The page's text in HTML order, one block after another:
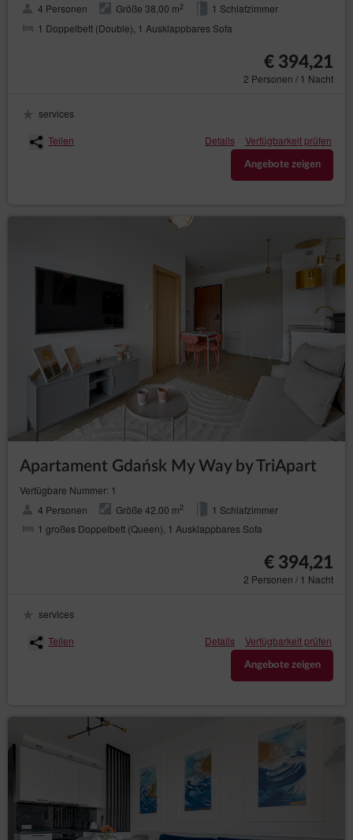
4 Personen Größe 38,00 m2
1 Schlafzimmer
1 Doppelbett (Double), 1 Ausklappbares Sofa
€ 394,21
2 Personen / 1 Nacht
services
Teilen
Details Verfügbarkeit prüfen
Angebote zeigen
Apartament Gdańsk My Way by TriApart
Verfügbare Nummer: 1
4 Personen
Größe 42,00 m2
1 Schlafzimmer
1 großes Doppelbett (Queen), 1 Ausklappbares Sofa
€ 394,21
2 Personen / 1 Nacht
services
Teilen
Details Verfügbarkeit prüfen
Angebote zeigen